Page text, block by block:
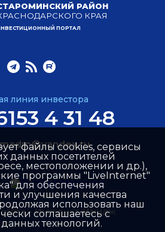
РАЙОН
КРАЯ
ПОРТАЛ
линия инвестора
4 31 48
–Интернет-Имидж
файлы cookies, сервисы
данных посетителей
местоположении и др.),
программы "LiveInternet"
для обеспечения
и улучшения качества
использовать наш
соглашаетесь с
технологий.